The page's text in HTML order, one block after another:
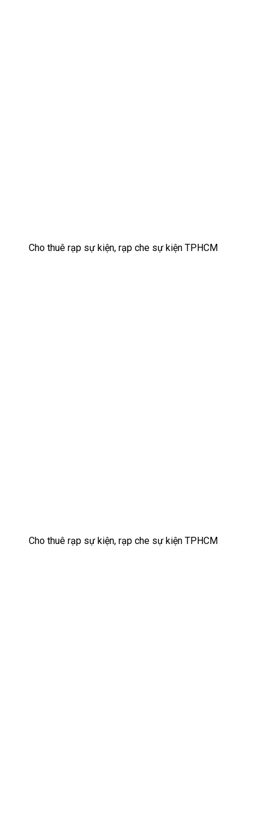
Cho thuê rạp sự kiện, rạp che sự kiện TPHCM
Cho thuê rạp sự kiện, rạp che sự kiện TPHCM